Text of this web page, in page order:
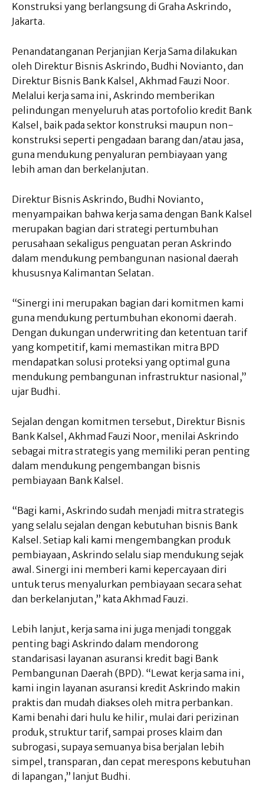
Konstruksi yang berlangsung di Graha Askrindo,
Jakarta.
Penandatanganan Perjanjian Kerja Sama dilakukan
oleh Direktur Bisnis Askrindo, Budhi Novianto, dan
Direktur Bisnis Bank Kalsel, Akhmad Fauzi Noor.
Melalui kerja sama ini, Askrindo memberikan
pelindungan menyeluruh atas portofolio kredit Bank
Kalsel, baik pada sektor konstruksi maupun non-
konstruksi seperti pengadaan barang dan/atau jasa,
guna mendukung penyaluran pembiayaan yang
lebih aman dan berkelanjutan.
Direktur Bisnis Askrindo, Budhi Novianto,
menyampaikan bahwa kerja sama dengan Bank Kalsel
merupakan bagian dari strategi pertumbuhan
perusahaan sekaligus penguatan peran Askrindo
dalam mendukung pembangunan nasional daerah
khususnya Kalimantan Selatan.
“Sinergi ini merupakan bagian dari komitmen kami
guna mendukung pertumbuhan ekonomi daerah.
Dengan dukungan underwriting dan ketentuan tarif
yang kompetitif, kami memastikan mitra BPD
mendapatkan solusi proteksi yang optimal guna
mendukung pembangunan infrastruktur nasional,”
ujar Budhi.
Sejalan dengan komitmen tersebut, Direktur Bisnis
Bank Kalsel, Akhmad Fauzi Noor, menilai Askrindo
sebagai mitra strategis yang memiliki peran penting
dalam mendukung pengembangan bisnis
pembiayaan Bank Kalsel.
“Bagi kami, Askrindo sudah menjadi mitra strategis
yang selalu sejalan dengan kebutuhan bisnis Bank
Kalsel. Setiap kali kami mengembangkan produk
pembiayaan, Askrindo selalu siap mendukung sejak
awal. Sinergi ini memberi kami kepercayaan diri
untuk terus menyalurkan pembiayaan secara sehat
dan berkelanjutan,” kata Akhmad Fauzi.
Lebih lanjut, kerja sama ini juga menjadi tonggak
penting bagi Askrindo dalam mendorong
standarisasi layanan asuransi kredit bagi Bank
Pembangunan Daerah (BPD). “Lewat kerja sama ini,
kami ingin layanan asuransi kredit Askrindo makin
praktis dan mudah diakses oleh mitra perbankan.
Kami benahi dari hulu ke hilir, mulai dari perizinan
produk, struktur tarif, sampai proses klaim dan
subrogasi, supaya semuanya bisa berjalan lebih
simpel, transparan, dan cepat merespons kebutuhan
di lapangan,” lanjut Budhi.